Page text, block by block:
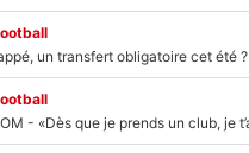
un transfert obligatoire cet été ?